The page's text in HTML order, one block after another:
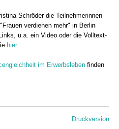
Schröder die Teilnehmerinnen
verdienen mehr" in Berlin
u.a. ein Video oder die Volltext-
hier
im Erwerbsleben finden
Druckversion